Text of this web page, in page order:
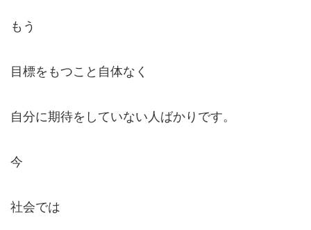
もう
目標をもつこと自体なく
自分に期待をしていない人ばかりです。
今
社会では